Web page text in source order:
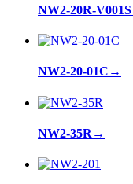
NW2-20R-V001S
NW2-20-01C →
NW2-35R →